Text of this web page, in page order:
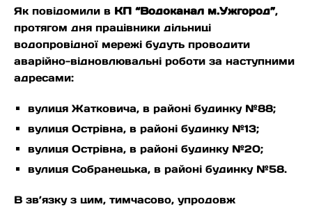
Як повідомили в КП “Водоканал м.Ужгород”,
протягом дня працівники дільниці
водопровідної мережі будуть проводити
аварійно-відновлювальні роботи за наступними
адресами:
вулиця Жатковича, в районі будинку №88;
вулиця Острівна, в районі будинку №13;
вулиця Острівна, в районі будинку №20;
вулиця Собранецька, в районі будинку №58.
В зв’язку з цим, тимчасово, упродовж